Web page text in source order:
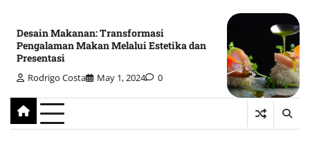
Desain Makanan: Transformasi
Pengalaman Makan Melalui Estetika dan
Presentasi
Rodrigo Costa May 1, 2024 0